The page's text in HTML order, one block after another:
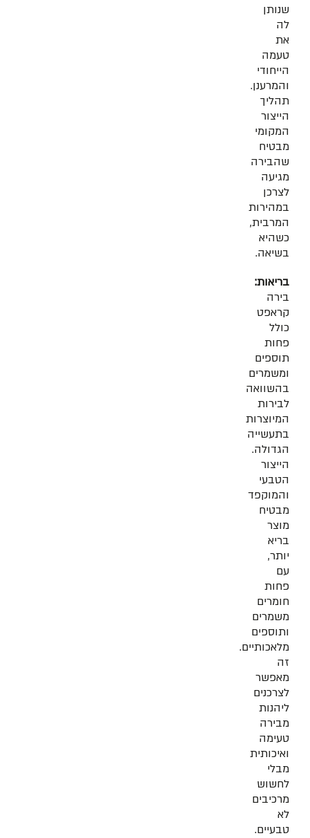
שנותן
לה
את
טעמה
הייחודי
והמרענן.
תהליך
הייצור
המקומי
מבטיח
שהבירה
מגיעה
לצרכן
במהירות
המרבית,
כשהיא
בשיאה.
בריאות:
בירה
קראפט
כולל
פחות
תוספים
ומשמרים
בהשוואה
לבירות
המיוצרות
בתעשייה
הגדולה.
הייצור
הטבעי
והמוקפד
מבטיח
מוצר
בריא
יותר,
עם
פחות
חומרים
משמרים
ותוספים
מלאכותיים.
זה
מאפשר
לצרכנים
ליהנות
מבירה
טעימה
ואיכותית
מבלי
לחשוש
מרכיבים
לא
טבעיים.